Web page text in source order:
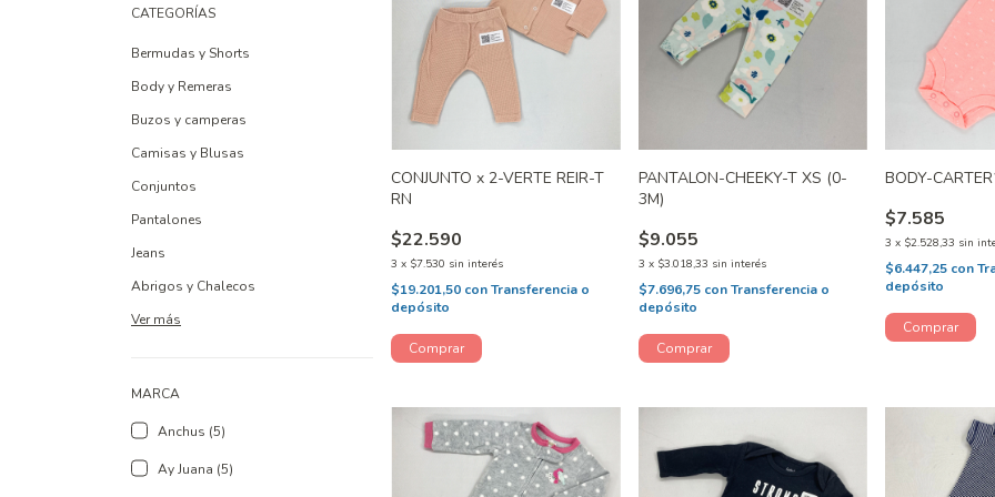
CATEGORÍAS
Bermudas y Shorts
Body y Remeras
Buzos y camperas
Camisas y Blusas
Conjuntos
Pantalones
Jeans
Abrigos y Chalecos
Ver más
MARCA
Anchus (5)
Ay Juana (5)
CONJUNTO x 2-VERTE REIR-T
RN
$22.590
3 x $7.530 sin interés
$19.201,50 con Transferencia o
depósito
PANTALON-CHEEKY-T XS (0-
3M)
$9.055
3 x $3.018,33 sin interés
$7.696,75 con Transferencia o
depósito
BODY-
$7.585
3 x $2.528,33 sin
$6.447,25 con
depósito